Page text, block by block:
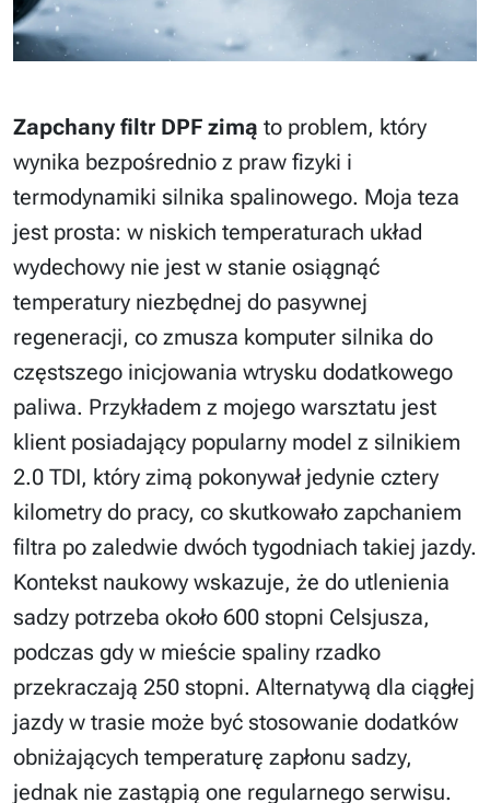
Zapchany filtr DPF zimą to problem, który
wynika bezpośrednio z praw fizyki i
termodynamiki silnika spalinowego. Moja teza
jest prosta: w niskich temperaturach układ
wydechowy nie jest w stanie osiągnąć
temperatury niezbędnej do pasywnej
regeneracji, co zmusza komputer silnika do
częstszego inicjowania wtrysku dodatkowego
paliwa. Przykładem z mojego warsztatu jest
klient posiadający popularny model z silnikiem
2.0 TDI, który zimą pokonywał jedynie cztery
kilometry do pracy, co skutkowało zapchaniem
filtra po zaledwie dwóch tygodniach takiej jazdy.
Kontekst naukowy wskazuje, że do utlenienia
sadzy potrzeba około 600 stopni Celsjusza,
podczas gdy w mieście spaliny rzadko
przekraczają 250 stopni. Alternatywą dla ciągłej
jazdy w trasie może być stosowanie dodatków
obniżających temperaturę zapłonu sadzy,
jednak nie zastąpią one regularnego serwisu.